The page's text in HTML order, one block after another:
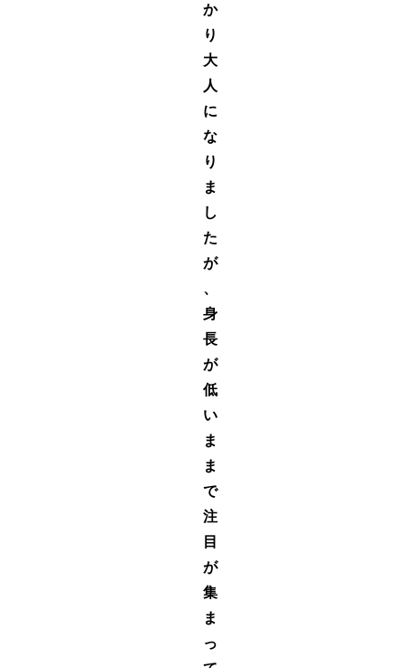
か
り
大
人
に
な
り
ま
し
た
が
、
身
長
が
低
い
ま
ま
で
注
目
が
集
ま
っ